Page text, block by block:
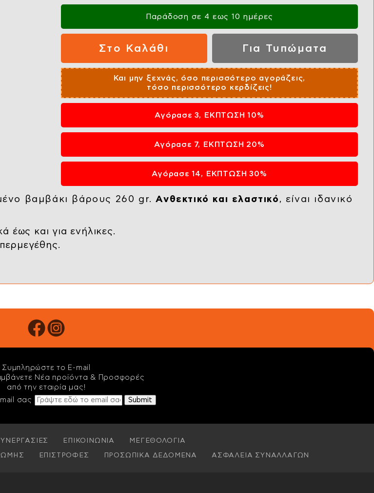
Παράδοση σε 4 εως 10 ημέρες
Και μην ξεχνάς, όσο περισσότερο αγοράζεις,
τόσο περισσότερο κερδίζεις!
Αγόρασε 3, ΕΚΠΤΩΣΗ 10%
Αγόρασε 7, ΕΚΠΤΩΣΗ 20%
Αγόρασε 14, ΕΚΠΤΩΣΗ 30%
βαμβάκι βάρους 260 gr.Ανθεκτικό και ελαστικό , είναι ιδανικό
έως και για ενήλικες.
Συμπληρώστε το E-mail
Νέα προϊόντα & Προσφορές
από την εταιρία μας!
σας
ΕΠΙΚΟΙΝΩΝΙΑ ΜΕΓΕΘΟΛΟΓΙΑ
ΕΠΙΣΤΡΟΦΕΣ ΠΡΟΣΩΠΙΚΑ ΔΕΔΟΜΕΝΑ ΑΣΦΑΛΕΙΑ ΣΥΝΑΛΛΑΓΩΝ